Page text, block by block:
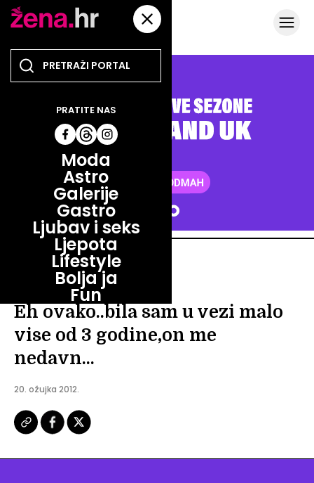
Moda
Astro
Galerije
Gastro
Ljubav i seks
Ljepota
Lifestyle
Bolja ja
Fun
PRATITE NAS
LJUBAV I SEKS
LJUBAV I SEKS
Eh ovako..bila sam u vezi malo
vise od 3 godine,on me
nedavn...
20. ožujka 2012.